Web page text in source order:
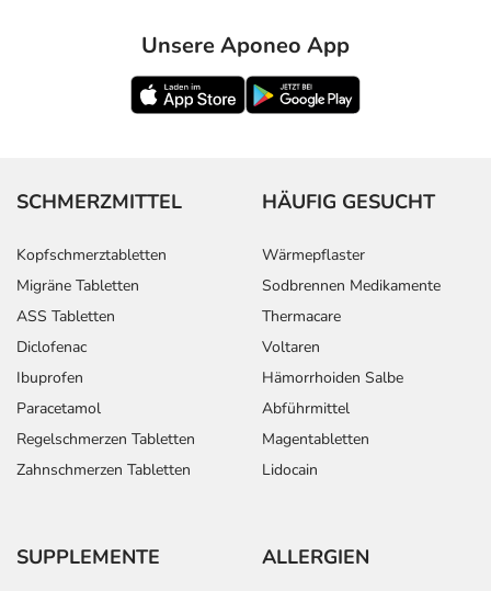
- Hautausschlag
- Angioneurotisches Ödem (Schwellung im Gesicht, an
Hand und Fuß)
- Niedriger Blutdruck
- Pulsbeschleunigung
- Störungen in der Erregungsleitung des Herzens vom
Vorhof zur Kammer (AV-Block), evtl. mit dadurch
bedingten Herzrhythmusstörungen
- Beklemmendes Gefühl im Brustbereich
- Störungen beim Wasserlassen
- Blasenschwäche
- Veränderung des Blutbildes, wie:
- Thrombozytopenie (Verminderung der Anzahl der
- Unterzuckerung
Unsere Aponeo App
SCHMERZMITTEL
Kopfschmerztabletten
Migräne Tabletten
ASS Tabletten
Diclofenac
Ibuprofen
Paracetamol
Regelschmerzen Tabletten
Zahnschmerzen Tabletten
HÄUFIG GESUCHT
Wärmepflaster
Sodbrennen Medikamente
Thermacare
Voltaren
Hämorrhoiden Salbe
Abführmittel
Magentabletten
Lidocain
SUPPLEMENTE ALLERGIEN